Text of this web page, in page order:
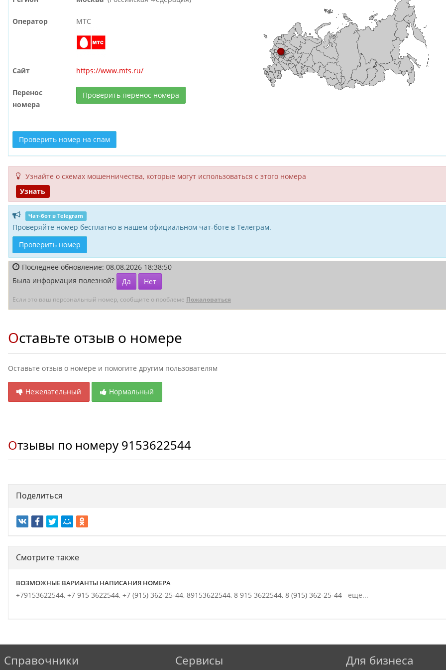
Оператор МТС
Сайт https://www.mts.ru/
Перенос
номера
Проверить перенос номера
Проверить номер на спам
Узнайте о схемах мошенни­чества, кото­рые могут исполь­зоваться с этого номера
Узнать
Чат-бот в Telegram
Проверяйте номер бесплатно в нашем официальном чат-боте в Телеграм.
Проверить номер
Последнее обновление: 08.08.2026 18:38:50
Была информация полезной?
Да Нет
Если это ваш персональный номер, сообщите о проблеме Пожаловаться
Оставьте отзыв о номере
Оставьте отзыв о номере и помогите другим пользователям
Нежелательный Нормальный
Отзывы по номеру 9153622544
Поделиться
Смотрите также
ВОЗМОЖНЫЕ ВАРИАНТЫ НАПИСАНИЯ НОМЕРА
+79153622544, +7 915 3622544, +7 (915) 362-25-44, 89153622544, 8 915 3622544, 8 (915) 362-25-44 ещё...
Справочники Сервисы Для бизнеса